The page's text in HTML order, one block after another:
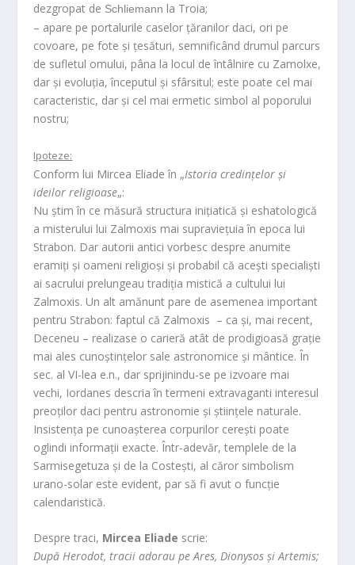
dezgropat de Schliemann la Troia;
– apare pe portalurile caselor țăranilor daci, ori pe
covoare, pe fote și țesături, semnificând drumul parcurs
de sufletul omului, pâna la locul de întâlnire cu Zamolxe,
dar și evoluția, începutul și sfârsitul; este poate cel mai
caracteristic, dar și cel mai ermetic simbol al poporului
nostru;
Ipoteze:
Conform lui Mircea Eliade în „Istoria credințelor și
ideilor religioase„:
Nu știm în ce măsură structura inițiatică și eshatologică
a misterului lui Zalmoxis mai supraviețuia în epoca lui
Strabon. Dar autorii antici vorbesc despre anumite
eramiți și oameni religioși și probabil că acești specialiști
ai sacrului prelungeau tradiția mistică a cultului lui
Zalmoxis. Un alt amănunt pare de asemenea important
pentru Strabon: faptul că Zalmoxis – ca și, mai recent,
Deceneu – realizase o carieră atât de prodigioasă grație
mai ales cunoștințelor sale astronomice și mântice. În
sec. al VI-lea e.n., dar sprijinindu-se pe izvoare mai
vechi, Iordanes descria în termeni extravaganti interesul
preoților daci pentru astronomie și științele naturale.
Insistența pe cunoașterea corpurilor cerești poate
oglindi informații exacte. Într-adevăr, templele de la
Sarmisegetuza și de la Costești, al căror simbolism
urano-solar este evident, par să fi avut o funcție
calendaristică.
Despre traci, Mircea Eliade scrie:
După Herodot, tracii adorau pe Ares, Dionysos și Artemis;